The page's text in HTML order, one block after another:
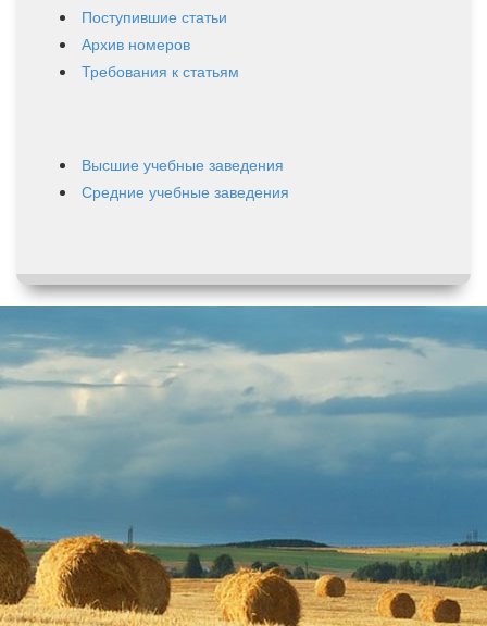
Поступившие статьи
Архив номеров
Требования к статьям
Высшие учебные заведения
Средние учебные заведения